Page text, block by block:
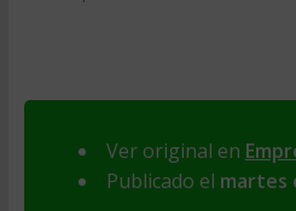
Ver original en
Publicado el martes